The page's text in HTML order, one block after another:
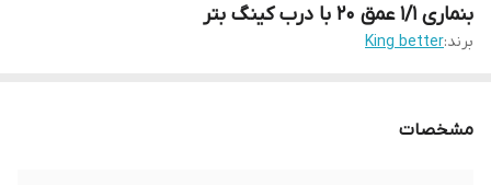
بنماری 1/1 عمق 20 با درب کینگ بتر
برند:King better
مشخصات